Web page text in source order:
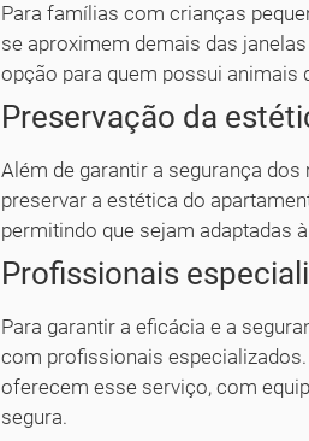
Para famílias com crianças
se aproximem demais das
opção para quem possui animais
Preservação da
Além de garantir a segurança
preservar a estética do
permitindo que sejam adaptadas
Profissionais
Para garantir a eficácia e a
com profissionais
oferecem esse serviço, com
segura.